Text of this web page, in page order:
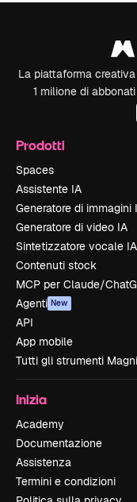
La piattaforma
1 milione di
Prodotti
Spaces
Assistente IA
Generatore di immagini
Generatore di video IA
Sintetizzatore vocale IA
Contenuti stock
MCP per Claude/
Agenti New
API
App mobile
Tutti gli strumenti
Inizia
Academy
Documentazione
Assistenza
Termini e condizioni